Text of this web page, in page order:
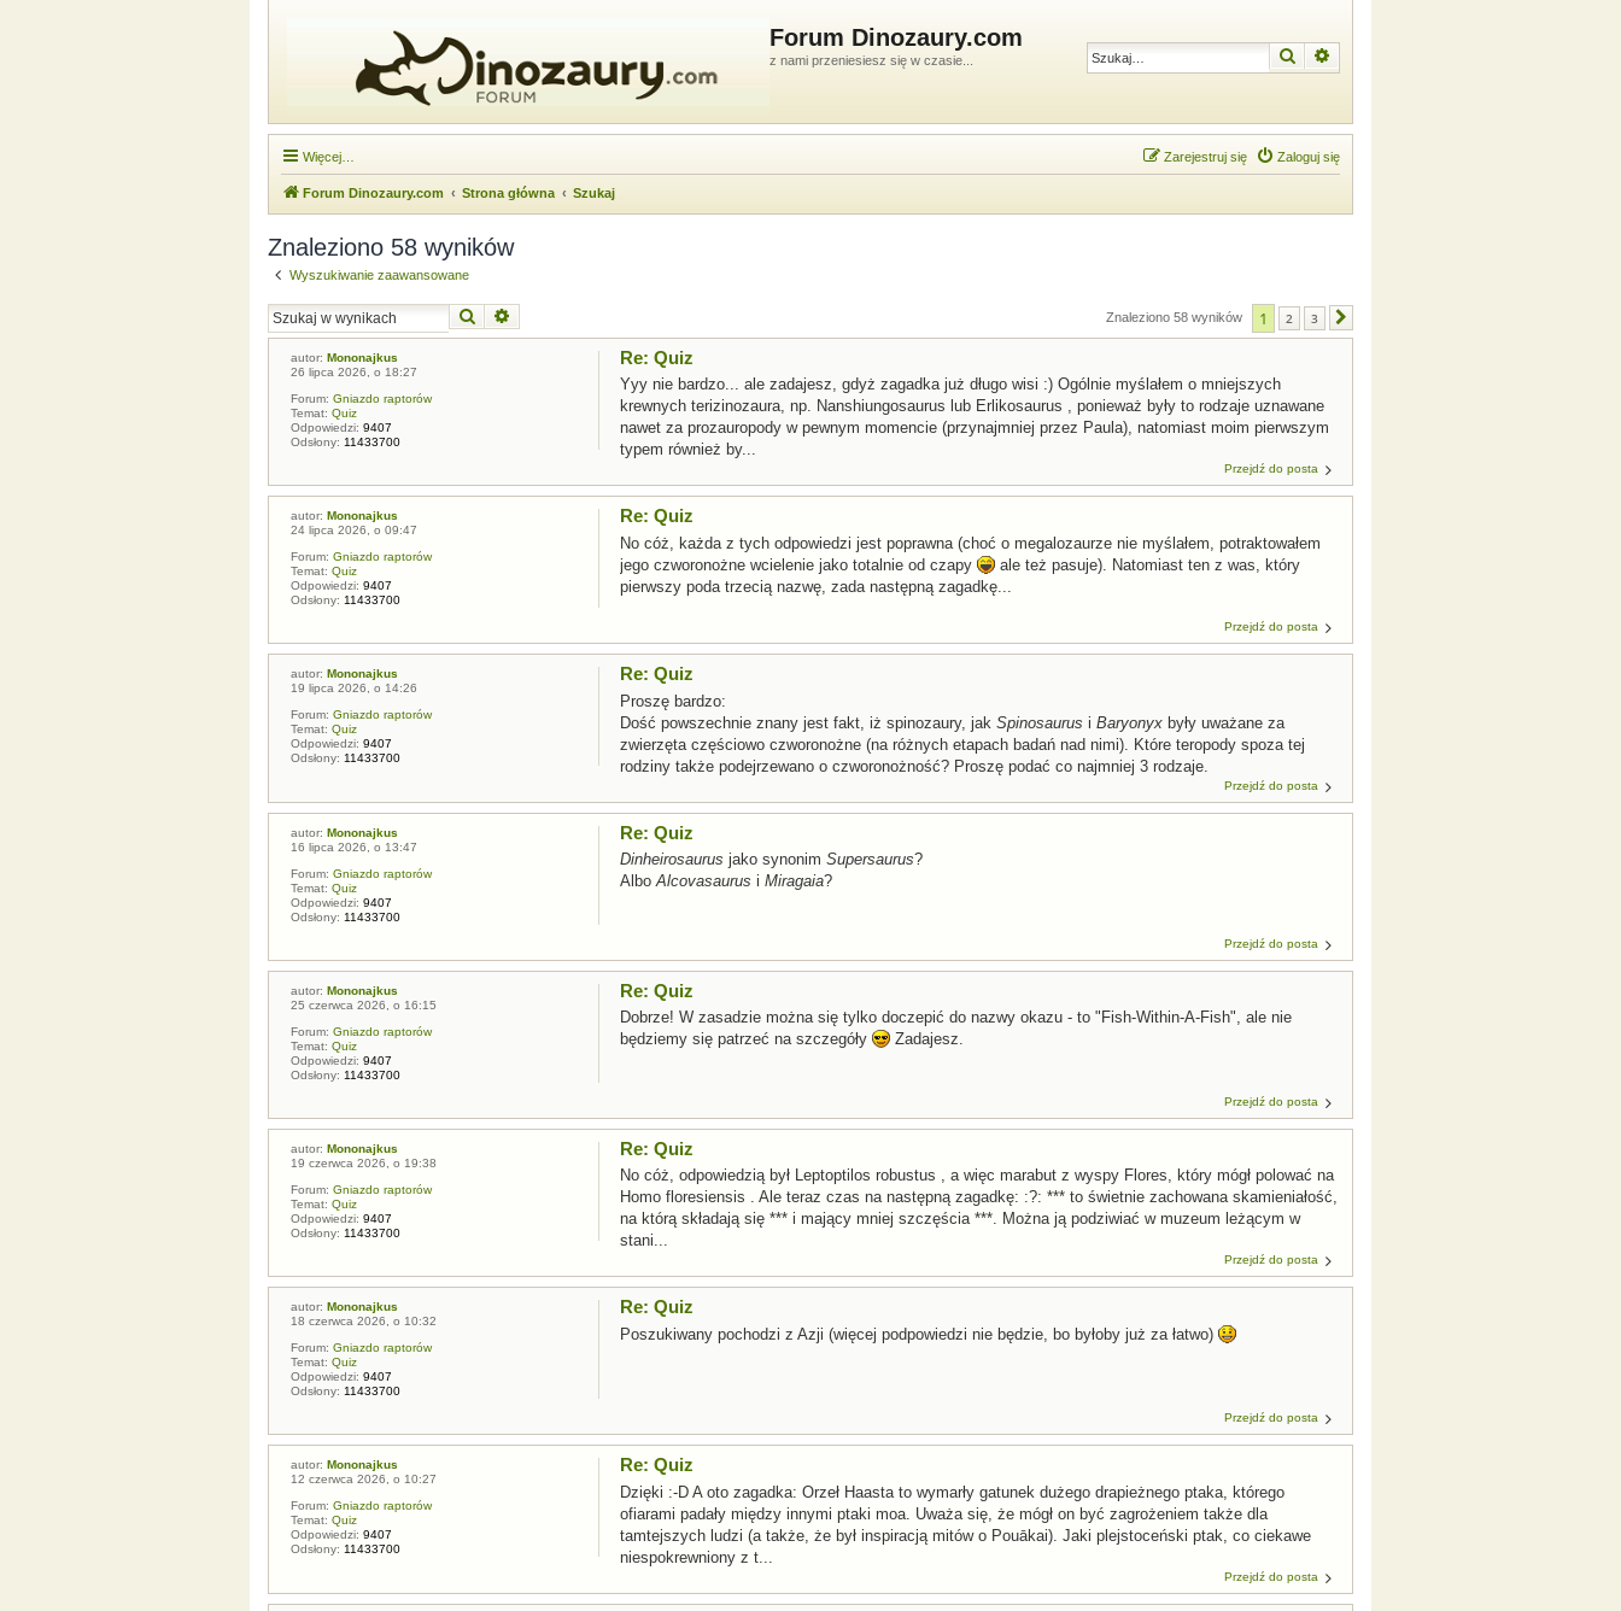
Forum Dinozaury.com
z nami przeniesiesz się w czasie... Szukaj
Więcej… Zaloguj się
Zarejestruj się
Forum Dinozaury.com Strona główna Szukaj
Znaleziono 58 wyników
Wyszukiwanie zaawansowane
Szukaj Znaleziono 58 wyników 1 2 3
autor: Mononajkus
26 lipca 2026, o 18:27
Forum: Gniazdo raptorów
Temat: Quiz
Odpowiedzi: 9407
Odsłony: 11433700
Re: Quiz
Yyy nie bardzo... ale zadajesz, gdyż zagadka już długo wisi :) Ogólnie myślałem o mniejszych
krewnych terizinozaura, np. Nanshiungosaurus lub Erlikosaurus , ponieważ były to rodzaje uznawane
nawet za prozauropody w pewnym momencie (przynajmniej przez Paula), natomiast moim pierwszym
typem również by...
Przejdź do posta
autor: Mononajkus
24 lipca 2026, o 09:47
Forum: Gniazdo raptorów
Temat: Quiz
Odpowiedzi: 9407
Odsłony: 11433700
Re: Quiz
No cóż, każda z tych odpowiedzi jest poprawna (choć o megalozaurze nie myślałem, potraktowałem
jego czworonożne wcielenie jako totalnie od czapy
ale też pasuje). Natomiast ten z was, który
pierwszy poda trzecią nazwę, zada następną zagadkę...
Przejdź do posta
autor: Mononajkus
19 lipca 2026, o 14:26
Forum: Gniazdo raptorów
Temat: Quiz
Odpowiedzi: 9407
Odsłony: 11433700
Re: Quiz
Proszę bardzo:
Dość powszechnie znany jest fakt, iż spinozaury, jak Spinosaurus i Baryonyxbyły uważane za
zwierzęta częściowo czworonożne (na różnych etapach badań nad nimi). Które teropody spoza tej
rodziny także podejrzewano o czworonożność? Proszę podać co najmniej 3 rodzaje.
Przejdź do posta
autor: Mononajkus
16 lipca 2026, o 13:47
Forum: Gniazdo raptorów
Temat: Quiz
Odpowiedzi: 9407
Odsłony: 11433700
Re: Quiz
Dinheirosaurus jako synonim Supersaurus?
AlboAlcovasaurus i Miragaia?
Przejdź do posta
autor: Mononajkus
25 czerwca 2026, o 16:15
Forum: Gniazdo raptorów
Temat: Quiz
Odpowiedzi: 9407
Odsłony: 11433700
Re: Quiz
Dobrze! W zasadzie można się tylko doczepić do nazwy okazu - to "Fish-Within-A-Fish", ale nie
będziemy się patrzeć na szczegóły
Zadajesz.
Przejdź do posta
autor: Mononajkus
19 czerwca 2026, o 19:38
Forum: Gniazdo raptorów
Temat: Quiz
Odpowiedzi: 9407
Odsłony: 11433700
Re: Quiz
No cóż, odpowiedzią był Leptoptilos robustus , a więc marabut z wyspy Flores, który mógł polować na
Homo floresiensis . Ale teraz czas na następną zagadkę: :?: *** to świetnie zachowana skamieniałość,
na którą składają się *** i mający mniej szczęścia ***. Można ją podziwiać w muzeum leżącym w
stani...
Przejdź do posta
autor: Mononajkus
18 czerwca 2026, o 10:32
Forum: Gniazdo raptorów
Temat: Quiz
Odpowiedzi: 9407
Odsłony: 11433700
Re: Quiz
Poszukiwany pochodzi z Azji (więcej podpowiedzi nie będzie, bo byłoby już za łatwo)
Przejdź do posta
autor: Mononajkus
12 czerwca 2026, o 10:27
Forum: Gniazdo raptorów
Temat: Quiz
Odpowiedzi: 9407
Odsłony: 11433700
Re: Quiz
Dzięki :-D A oto zagadka: Orzeł Haasta to wymarły gatunek dużego drapieżnego ptaka, którego
ofiarami padały między innymi ptaki moa. Uważa się, że mógł on być zagrożeniem także dla
tamtejszych ludzi (a także, że był inspiracją mitów o Pouākai). Jaki plejstoceński ptak, co ciekawe
niespokrewniony z t...
Przejdź do posta